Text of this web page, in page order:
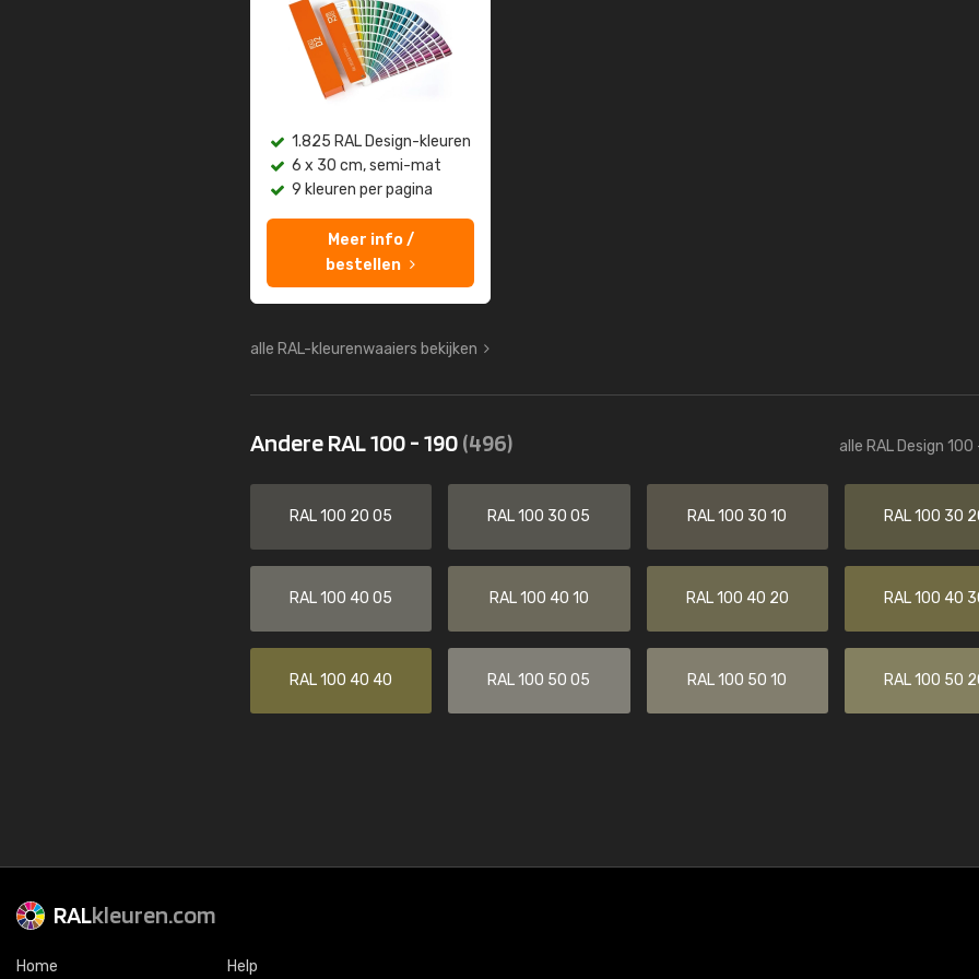
1.825 RAL Design-kleuren
6 x 30 cm, semi-mat
9 kleuren per pagina
Meer info /
bestellen
alle RAL-kleurenwaaiers bekijken
Andere RAL 100 - 190(496) alle RAL Design 100
RAL 100 20 05 RAL 100 30 05 RAL 100 30 10 RAL 100 30
RAL 100 40 05 RAL 100 40 10 RAL 100 40 20 RAL 100 40
RAL 100 40 40 RAL 100 50 05 RAL 100 50 10 RAL 100 50
RALkleuren.com
Home Help